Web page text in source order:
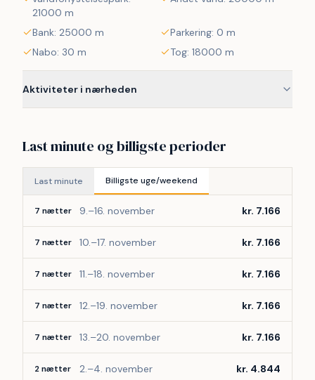
21000 m
Bank: 25000 m
Parkering: 0 m
Nabo: 30 m
Tog: 18000 m
Aktiviteter i nærheden
Last minute og billigste perioder
Last minute Billigste uge/weekend
7 nætter 9.–16. november kr. 7.166
7 nætter 10.–17. november kr. 7.166
7 nætter 11.–18. november kr. 7.166
7 nætter 12.–19. november kr. 7.166
7 nætter 13.–20. november kr. 7.166
2 nætter 2.–4. november kr. 4.844